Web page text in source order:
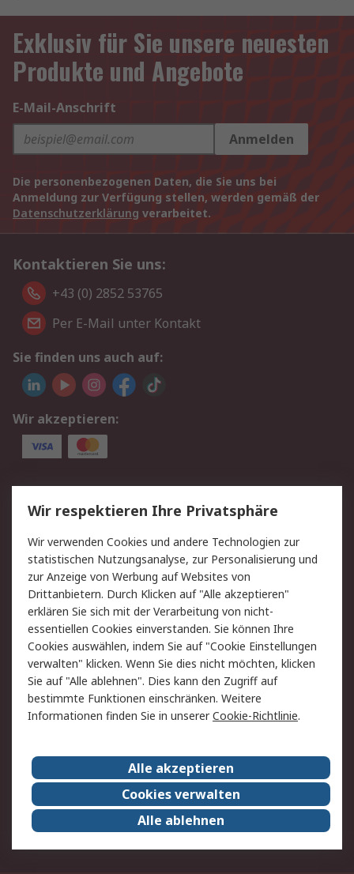
Exklusiv für Sie unsere neuesten
Produkte und Angebote
E-Mail-Anschrift
Anmelden
Die personenbezogenen Daten, die Sie uns bei
Anmeldung zur Verfügung stellen, werden gemäß der
Datenschutzerklärung verarbeitet.
Kontaktieren Sie uns:
+43 (0) 2852 53765
Per E-Mail unter Kontakt
Sie finden uns auch auf:
Wir akzeptieren:
Service
Value Added Services
Lieferlösungen
Rücksendung/Entsorgung Kontakt
Hilfe
Rechtliches
RS Verkaufs- und
Lieferbedingungen
Datenschutz
Cookie-Richtlinie
Zahlungsbedingungen
Impressum
Webseite Konditionen
RS weltweit
Karriere bei RS
Nachhaltigkeit
Qualität/Zertifikate
Presse-Center
Event-Center
Wir respektieren Ihre Privatsphäre
Wir verwenden Cookies und andere Technologien zur
statistischen Nutzungsanalyse, zur Personalisierung und
zur Anzeige von Werbung auf Websites von
Drittanbietern. Durch Klicken auf "Alle akzeptieren"
erklären Sie sich mit der Verarbeitung von nicht-
essentiellen Cookies einverstanden. Sie können Ihre
Cookies auswählen, indem Sie auf "Cookie Einstellungen
verwalten" klicken. Wenn Sie dies nicht möchten, klicken
Sie auf "Alle ablehnen". Dies kann den Zugriff auf
bestimmte Funktionen einschränken. Weitere
Informationen finden Sie in unsererCookie-Richtlinie.
Alle akzeptieren
Cookies verwalten
Alle ablehnen